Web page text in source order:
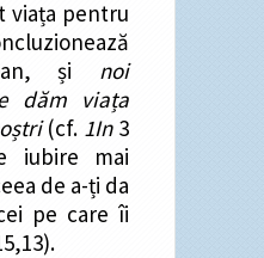
viața pentru
și noi
dăm viața
(cf. 1In 3
iubire mai
de a-ți da
pe care îi